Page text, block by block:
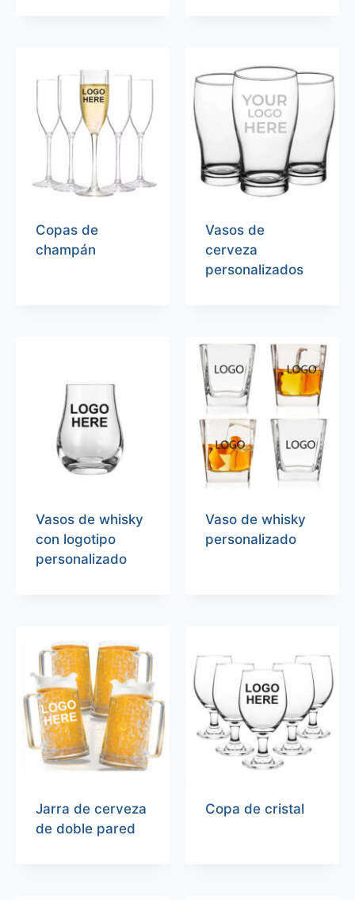
Copas de
champán
Vasos de
cerveza
personalizados
Vasos de whisky
con logotipo
personalizado
Vaso de whisky
personalizado
Jarra de cerveza
de doble pared
Copa de cristal